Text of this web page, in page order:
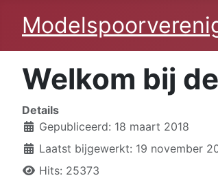
Welkom bij
Details
Gepubliceerd: 18 maart 2018
Laatst bijgewerkt: 19 november
Hits: 25373